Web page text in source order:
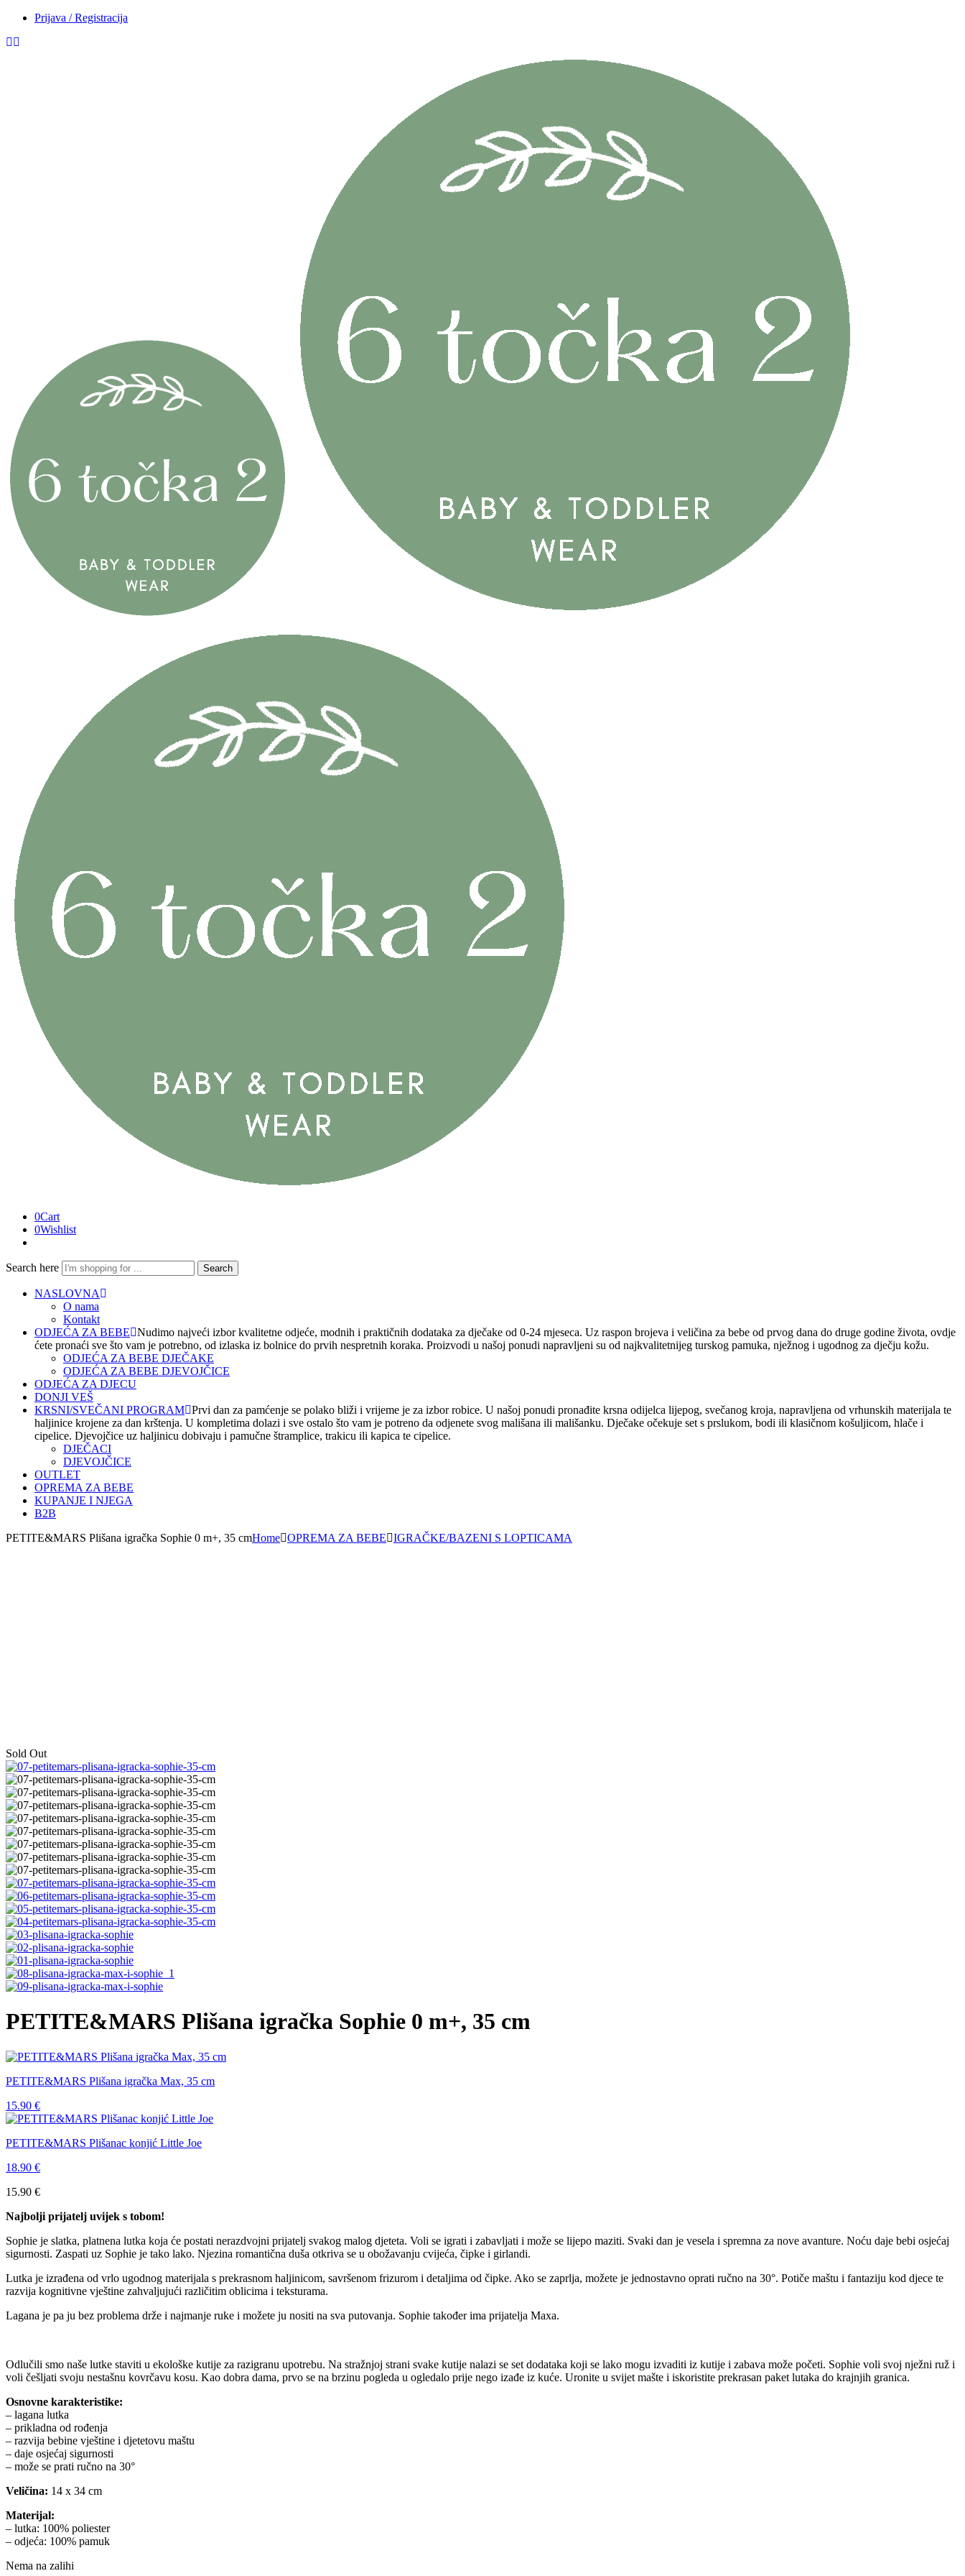
Prijava / Registracija
0Cart
0Wishlist
Search here Search
NASLOVNA
O nama
Kontakt
ODJEĆA ZA BEBE
Nudimo najveći izbor kvalitetne odjeće, modnih i praktičnih dodataka za dječake od 0-24 mjeseca. Uz raspon brojeva i veličina za bebe od prvog dana do druge godine života, ovdje
ćete pronaći sve što vam je potrebno, od izlaska iz bolnice do prvih nespretnih koraka. Proizvodi u našoj ponudi napravljeni su od najkvalitetnijeg turskog pamuka, nježnog i ugodnog za dječju kožu.
ODJEĆA ZA BEBE DJEČAKE
ODJEĆA ZA BEBE DJEVOJČICE
ODJEĆA ZA DJECU
DONJI VEŠ
KRSNI/SVEČANI PROGRAM Prvi dan za pamćenje se polako bliži i vrijeme je za izbor robice. U našoj ponudi pronađite krsna odijelca lijepog, svečanog kroja, napravljena od vrhunskih materijala te
haljinice krojene za dan krštenja. U kompletima dolazi i sve ostalo što vam je potreno da odjenete svog mališana ili mališanku. Dječake očekuje set s prslukom, bodi ili klasičnom košuljicom, hlače i
cipelice. Djevojčice uz haljinicu dobivaju i pamučne štramplice, trakicu ili kapica te cipelice.
DJEČACI
DJEVOJČICE
OUTLET
OPREMA ZA BEBE
KUPANJE I NJEGA
B2B
PETITE&MARS Plišana igračka Sophie 0 m+, 35 cmHome OPREMA ZA BEBE IGRAČKE/BAZENI S LOPTICAMA
Sold Out
PETITE&MARS Plišana igračka Sophie 0 m+, 35 cm
PETITE&MARS Plišana igračka Max, 35 cm
15.90 €
PETITE&MARS Plišanac konjić Little Joe
18.90 €
15.90 €
Najbolji prijatelj uvijek s tobom!
Sophie je slatka, platnena lutka koja će postati nerazdvojni prijatelj svakog malog djeteta. Voli se igrati i zabavljati i može se lijepo maziti. Svaki dan je vesela i spremna za nove avanture. Noću daje bebi osjećaj
sigurnosti. Zaspati uz Sophie je tako lako. Njezina romantična duša otkriva se u obožavanju cvijeća, čipke i girlandi.
Lutka je izrađena od vrlo ugodnog materijala s prekrasnom haljinicom, savršenom frizurom i detaljima od čipke. Ako se zaprlja, možete je jednostavno oprati ručno na 30°. Potiče maštu i fantaziju kod djece te
razvija kognitivne vještine zahvaljujući različitim oblicima i teksturama.
Lagana je pa ju bez problema drže i najmanje ruke i možete ju nositi na sva putovanja. Sophie također ima prijatelja Maxa.
Odlučili smo naše lutke staviti u ekološke kutije za razigranu upotrebu. Na stražnjoj strani svake kutije nalazi se set dodataka koji se lako mogu izvaditi iz kutije i zabava može početi. Sophie voli svoj nježni ruž i
voli češljati svoju nestašnu kovrčavu kosu. Kao dobra dama, prvo se na brzinu pogleda u ogledalo prije nego izađe iz kuće. Uronite u svijet mašte i iskoristite prekrasan paket lutaka do krajnjih granica.
Osnovne karakteristike:
– lagana lutka
– prikladna od rođenja
– razvija bebine vještine i djetetovu maštu
– daje osjećaj sigurnosti
– može se prati ručno na 30°
Veličina: 14 x 34 cm
Materijal:
– lutka: 100% poliester
– odjeća: 100% pamuk
Nema na zalihi